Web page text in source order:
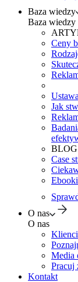
Baza wiedzy
Baza wiedzy
Ceny
Jak
BLOG
Case
O nas
O nas
Klienci
Media
Pracuj
Kontakt